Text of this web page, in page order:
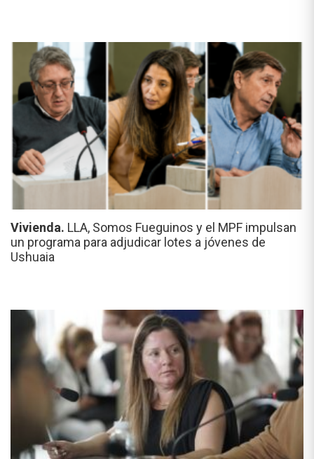
Vivienda. LLA, Somos Fueguinos y el MPF impulsan
un programa para adjudicar lotes a jóvenes de
Ushuaia